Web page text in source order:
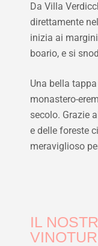
Da Villa
direttamente
inizia ai
boario, e si
Una bella
monastero-
secolo. Grazie
e delle foreste
meraviglioso
IL